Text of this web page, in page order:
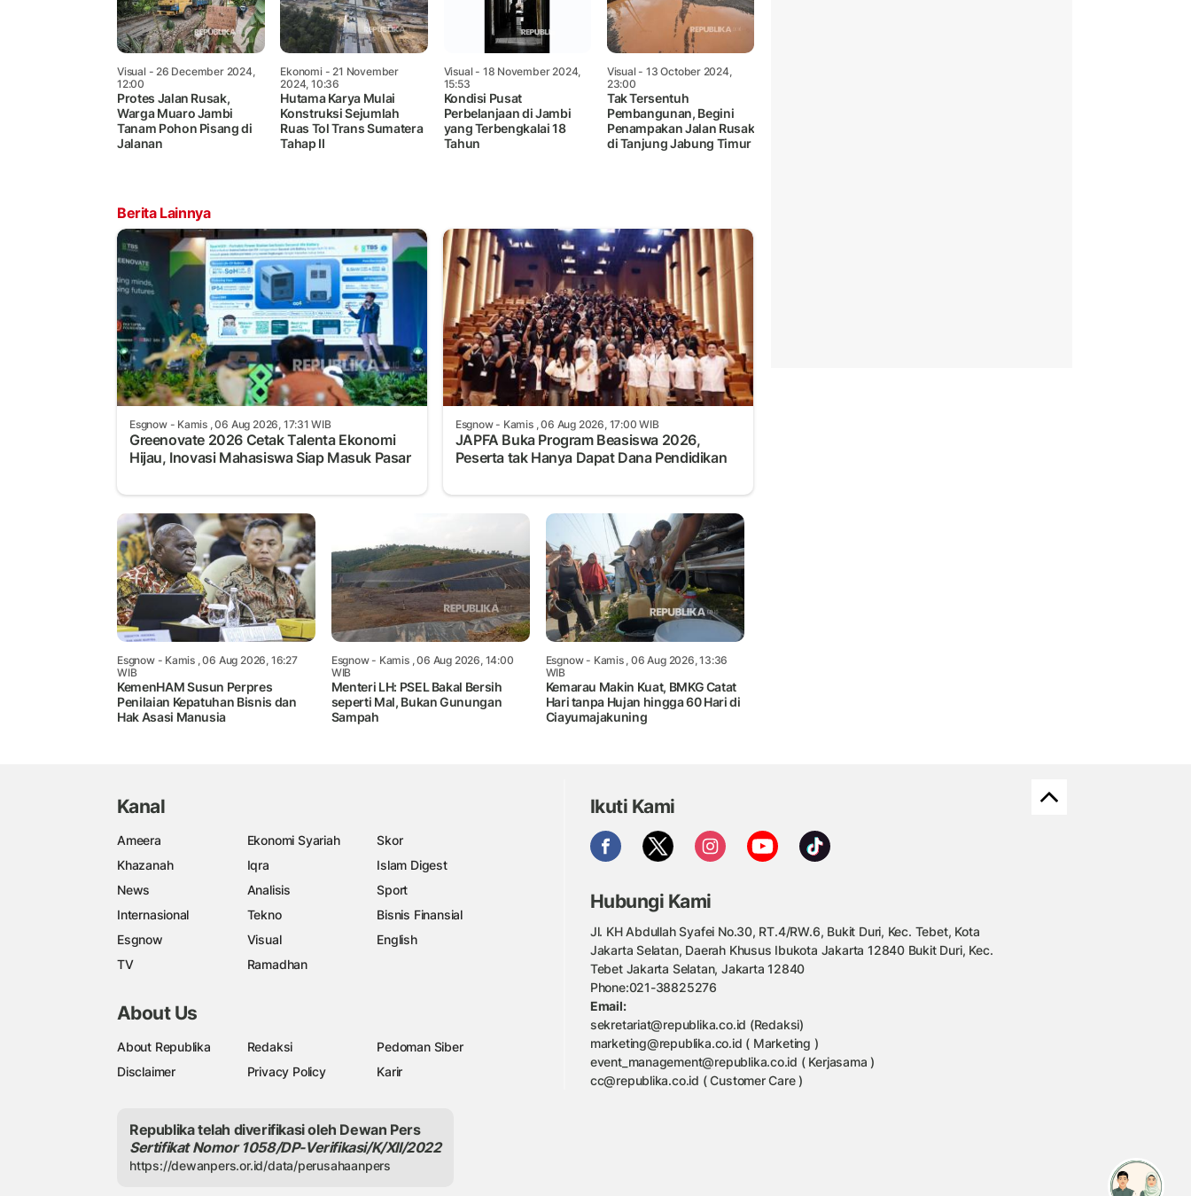
Visual - 26 December 2024,
12:00
Protes Jalan Rusak,
Warga Muaro Jambi
Tanam Pohon Pisang di
Jalanan
Ekonomi- 21 November
2024, 10:36
Hutama Karya Mulai
Konstruksi Sejumlah
Ruas Tol Trans Sumatera
Tahap II
Visual - 18 November 2024,
15:53
Kondisi Pusat
Perbelanjaan di Jambi
yang Terbengkalai 18
Tahun
Visual - 13 October 2024,
23:00
Tak Tersentuh
Pembangunan, Begini
Penampakan Jalan Rusak
di Tanjung Jabung Timur
Berita Lainnya
Esgnow- Kamis , 06 Aug 2026, 17:31 WIB
Greenovate 2026 Cetak Talenta Ekonomi
Hijau, Inovasi Mahasiswa Siap Masuk Pasar
Esgnow- Kamis , 06 Aug 2026, 17:00 WIB
JAPFA Buka Program Beasiswa 2026,
Peserta tak Hanya Dapat Dana Pendidikan
Esgnow- Kamis , 06 Aug 2026, 16:27
WIB
KemenHAM Susun Perpres
Penilaian Kepatuhan Bisnis dan
Hak Asasi Manusia
Esgnow- Kamis , 06 Aug 2026, 14:00
WIB
Menteri LH: PSEL Bakal Bersih
seperti Mal, Bukan Gunungan
Sampah
Esgnow- Kamis , 06 Aug 2026, 13:36
WIB
Kemarau Makin Kuat, BMKG Catat
Hari tanpa Hujan hingga 60 Hari di
Ciayumajakuning
Kanal
Ameera Ekonomi Syariah
Skor
Khazanah
Iqra
Islam Digest
News
Analisis
Sport
Internasional
Tekno
Bisnis Finansial
Esgnow
Visual
English
TV
Ramadhan
About Us
About Republika Redaksi
Pedoman Siber
Disclaimer
Privacy Policy Karir
Republika telah diverifikasi oleh Dewan Pers
Sertifikat Nomor 1058/DP-Verifikasi/K/XII/2022
https://dewanpers.or.id/data/perusahaanpers
Ikuti Kami
Hubungi Kami
Jl. KH Abdullah Syafei No.30, RT.4/RW.6, Bukit Duri, Kec. Tebet, Kota
Jakarta Selatan, Daerah Khusus Ibukota Jakarta 12840 Bukit Duri, Kec.
Tebet Jakarta Selatan, Jakarta 12840
Phone:021-38825276
Email:
sekretariat@republika.co.id (Redaksi)
marketing@republika.co.id ( Marketing )
event_management@republika.co.id ( Kerjasama )
cc@republika.co.id ( Customer Care )